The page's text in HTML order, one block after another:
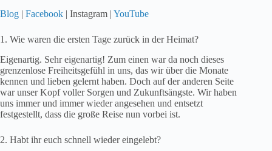
Blog | Facebook | Instagram | YouTube
1. Wie waren die ersten Tage zurück in der Heimat?
Eigenartig. Sehr eigenartig! Zum einen war da noch dieses
grenzenlose Freiheitsgefühl in uns, das wir über die Monate
kennen und lieben gelernt haben. Doch auf der anderen Seite
war unser Kopf voller Sorgen und Zukunftsängste. Wir haben
uns immer und immer wieder angesehen und entsetzt
festgestellt, dass die große Reise nun vorbei ist.
2. Habt ihr euch schnell wieder eingelebt?